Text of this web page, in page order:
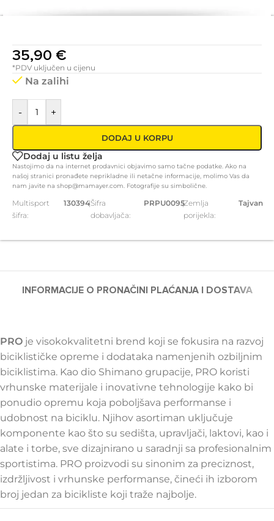
35,90 €
*PDV uključen u cijenu
Na zalihi
- +
DODAJ U KORPU
Dodaj u listu želja
Nastojimo da na internet prodavnici objavimo samo tačne podatke. Ako na
našoj stranici pronađete neprikladne ili netačne informacije, molimo Vas da
nam javite na shop@mamayer.com. Fotografije su simbolične.
Multisport
šifra:
130394|Šifra
dobavljača:
PRPU0095
|Zemlja
porijekla:
Tajvan
INFORMACIJE O PRONAČINI PLAĆANJA I DOSTAVA
PRO je visokokvalitetni brend koji se fokusira na razvoj
biciklističke opreme i dodataka namenjenih ozbiljnim
biciklistima. Kao dio Shimano grupacije, PRO koristi
vrhunske materijale i inovativne tehnologije kako bi
ponudio opremu koja poboljšava performanse i
udobnost na biciklu. Njihov asortiman uključuje
komponente kao što su sedišta, upravljači, laktovi, kao i
alate i torbe, sve dizajnirano u saradnji sa profesionalnim
sportistima. PRO proizvodi su sinonim za preciznost,
izdržljivost i vrhunske performanse, čineći ih izborom
broj jedan za bicikliste koji traže najbolje.